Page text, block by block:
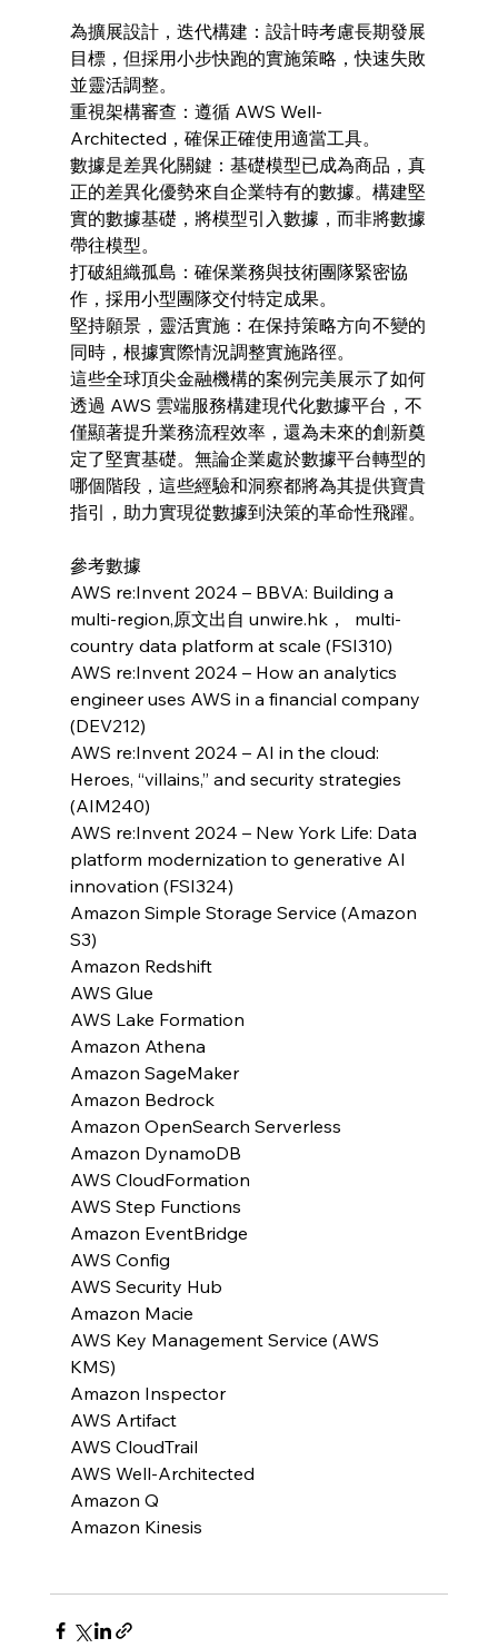
為擴展設計，迭代構建：設計時考慮長期發展
目標，但採用小步快跑的實施策略，快速失敗
並靈活調整。
重視架構審查：遵循 AWS Well-
Architected，確保正確使用適當工具。
數據是差異化關鍵：基礎模型已成為商品，真
正的差異化優勢來自企業特有的數據。構建堅
實的數據基礎，將模型引入數據，而非將數據
帶往模型。
打破組織孤島：確保業務與技術團隊緊密協
作，採用小型團隊交付特定成果。
堅持願景，靈活實施：在保持策略方向不變的
同時，根據實際情況調整實施路徑。
這些全球頂尖金融機構的案例完美展示了如何
透過 AWS 雲端服務構建現代化數據平台，不
僅顯著提升業務流程效率，還為未來的創新奠
定了堅實基礎。無論企業處於數據平台轉型的
哪個階段，這些經驗和洞察都將為其提供寶貴
指引，助力實現從數據到決策的革命性飛躍。
參考數據
AWS re:Invent 2024 – BBVA: Building a
multi-region,原文出自 unwire.hk，  multi-
country data platform at scale (FSI310)
AWS re:Invent 2024 – How an analytics
engineer uses AWS in a financial company
(DEV212)
AWS re:Invent 2024 – AI in the cloud:
Heroes, “villains,” and security strategies
(AIM240)
AWS re:Invent 2024 – New York Life: Data
platform modernization to generative AI
innovation (FSI324)
Amazon Simple Storage Service (Amazon
S3)
Amazon Redshift
AWS Glue
AWS Lake Formation
Amazon Athena
Amazon SageMaker
Amazon Bedrock
Amazon OpenSearch Serverless
Amazon DynamoDB
AWS CloudFormation
AWS Step Functions
Amazon EventBridge
AWS Config
AWS Security Hub
Amazon Macie
AWS Key Management Service (AWS
KMS)
Amazon Inspector
AWS Artifact
AWS CloudTrail
AWS Well-Architected
Amazon Q
Amazon Kinesis